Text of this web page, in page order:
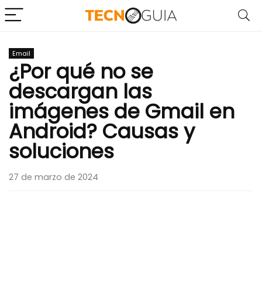
Email
¿Por qué no se
descargan las
imágenes de Gmail en
Android? Causas y
soluciones
27 de marzo de 2024